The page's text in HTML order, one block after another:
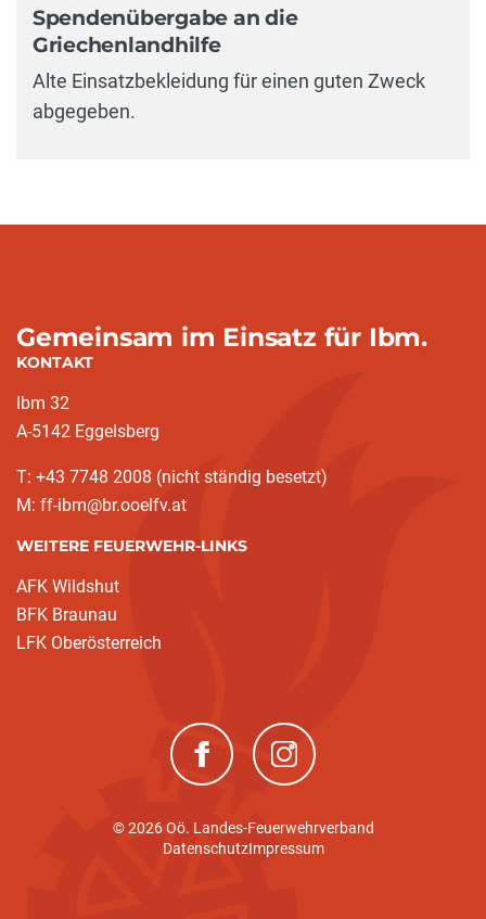
Spendenübergabe an die
Griechenlandhilfe
Alte Einsatzbekleidung für einen guten Zweck
abgegeben.
Gemeinsam im Einsatz für Ibm.
KONTAKT
Ibm 32
A-5142 Eggelsberg
T: +43 7748 2008 (nicht ständig besetzt)
M: ff-ibm@br.ooelfv.at
WEITERE FEUERWEHR-LINKS
AFK Wildshut
BFK Braunau
LFK Oberösterreich
(neues Fenster)(neues Fenster)
© 2026 Oö. Landes-Feuerwehrverband
DatenschutzImpressum